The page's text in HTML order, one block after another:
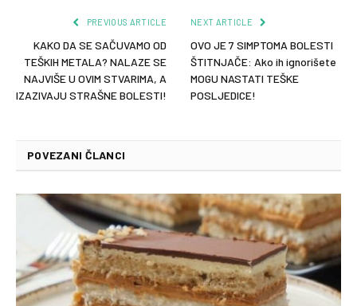
PREVIOUS ARTICLE
KAKO DA SE SAČUVAMO OD
TEŠKIH METALA? NALAZE SE
NAJVIŠE U OVIM STVARIMA, A
IZAZIVAJU STRAŠNE BOLESTI!
NEXT ARTICLE
OVO JE 7 SIMPTOMA BOLESTI
ŠTITNJAČE: Ako ih ignorišete
MOGU NASTATI TEŠKE
POSLJEDICE!
POVEZANI ČLANCI